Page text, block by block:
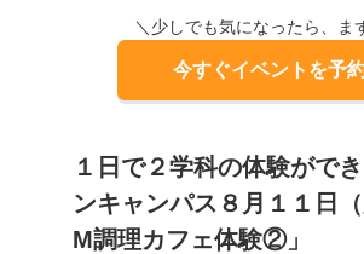
＼少しでも気になったら、ま
今すぐイベントを予
１日で２学科の体験がで
ンキャンパス８月１１日
M調理カフェ体験②」